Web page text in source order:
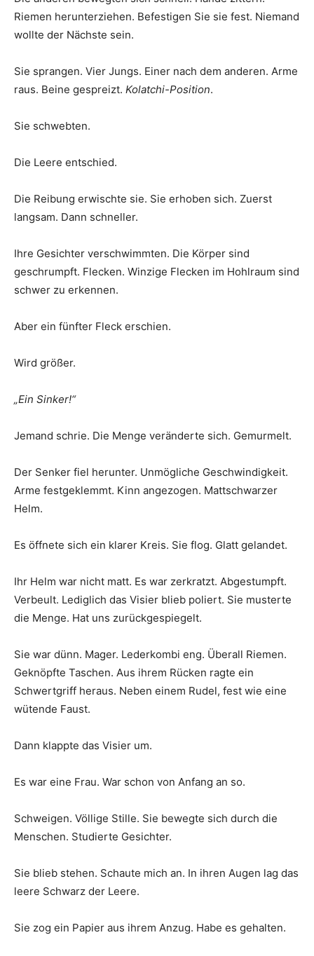
Riemen herunterziehen. Befestigen Sie sie fest. Niemand
wollte der Nächste sein.
Sie sprangen. Vier Jungs. Einer nach dem anderen. Arme
raus. Beine gespreizt. Kolatchi-Position.
Sie schwebten.
Die Leere entschied.
Die Reibung erwischte sie. Sie erhoben sich. Zuerst
langsam. Dann schneller.
Ihre Gesichter verschwimmten. Die Körper sind
geschrumpft. Flecken. Winzige Flecken im Hohlraum sind
schwer zu erkennen.
Aber ein fünfter Fleck erschien.
Wird größer.
„Ein Sinker!“
Jemand schrie. Die Menge veränderte sich. Gemurmelt.
Der Senker fiel herunter. Unmögliche Geschwindigkeit.
Arme festgeklemmt. Kinn angezogen. Mattschwarzer
Helm.
Es öffnete sich ein klarer Kreis. Sie flog. Glatt gelandet.
Ihr Helm war nicht matt. Es war zerkratzt. Abgestumpft.
Verbeult. Lediglich das Visier blieb poliert. Sie musterte
die Menge. Hat uns zurückgespiegelt.
Sie war dünn. Mager. Lederkombi eng. Überall Riemen.
Geknöpfte Taschen. Aus ihrem Rücken ragte ein
Schwertgriff heraus. Neben einem Rudel, fest wie eine
wütende Faust.
Dann klappte das Visier um.
Es war eine Frau. War schon von Anfang an so.
Schweigen. Völlige Stille. Sie bewegte sich durch die
Menschen. Studierte Gesichter.
Sie blieb stehen. Schaute mich an. In ihren Augen lag das
leere Schwarz der Leere.
Sie zog ein Papier aus ihrem Anzug. Habe es gehalten.